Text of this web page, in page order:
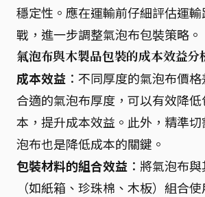
穩定性。應在運輸前仔細評估運
戰，進一步調整氣泡布包裝策略。
氣泡布與木製品包裝的成本效益分
成本效益 ：不同厚度的氣泡布價
合適的氣泡布厚度，可以有效降
本，提升成本效益。此外，精準
泡布也是降低成本的關鍵。
包裝材料的組合效益 ：將氣泡布
（如紙箱、珍珠棉、木板）組合